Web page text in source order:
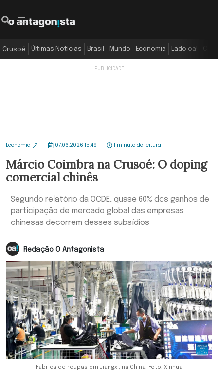
Crusoé Últimas Notícias Brasil Mundo Economia Lado oa!
Economia 07.06.2026 15:49 1 minuto de leitura
Márcio Coimbra na Crusoé: O doping
comercial chinês
Segundo relatório da OCDE, quase 60% dos ganhos de
participação de mercado global das empresas
chinesas decorrem desses subsídios
Redação O Antagonista
Fábrica de roupas em Jiangxi, na China. Foto: Xinhua